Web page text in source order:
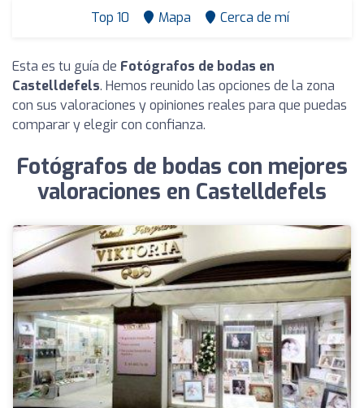
Top 10 Mapa Cerca de mí
Esta es tu guía de Fotógrafos de bodas en
Castelldefels. Hemos reunido las opciones de la zona
con sus valoraciones y opiniones reales para que puedas
comparar y elegir con confianza.
Fotógrafos de bodas con mejores
valoraciones en Castelldefels